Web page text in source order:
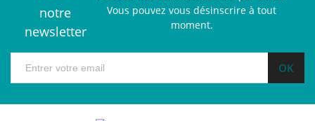
notre
newsletter
Vous pouvez vous désinscrire à tout
moment.